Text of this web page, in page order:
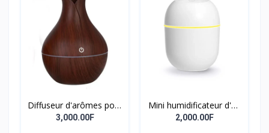
Diffuseur d'arômes pour
chambre
3,000.00F
Mini humidificateur d'air
à ultrasons
2,000.00F